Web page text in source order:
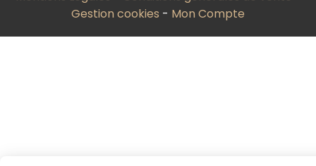
Gestion cookies
Mon Compte